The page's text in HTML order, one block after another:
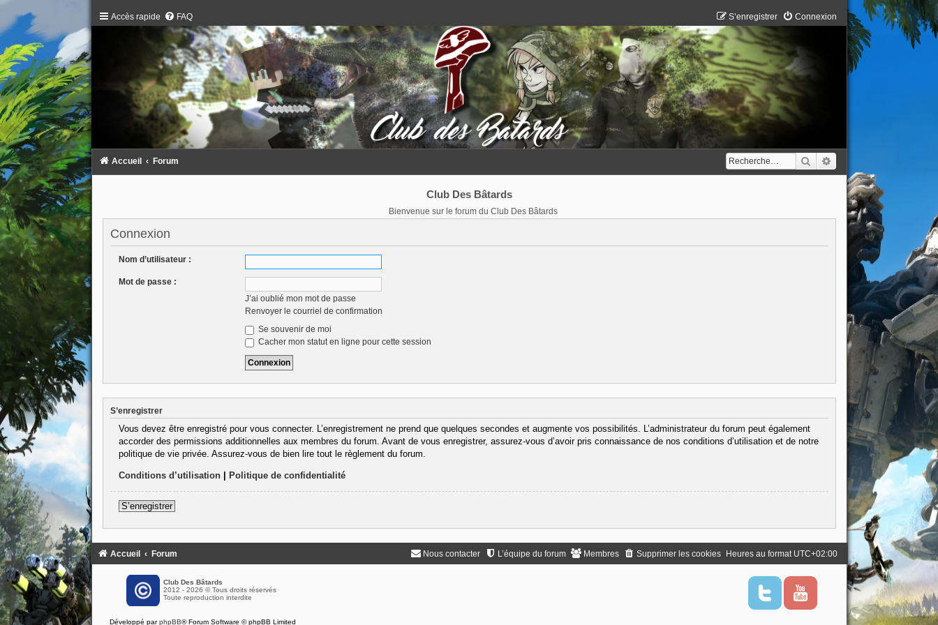
Accès rapide FAQ Connexion
S’enregistrer
Rechercher
Accueil Forum
Club Des Bâtards
Bienvenue sur le forum du Club Des Bâtards
Connexion
Nom d’utilisateur :
Mot de passe :
J’ai oublié mon mot de passe
Renvoyer le courriel de confirmation
Se souvenir de moi
Cacher mon statut en ligne pour cette session
S’enregistrer
Vous devez être enregistré pour vous connecter. L’enregistrement ne prend que quelques secondes et augmente vos possibilités. L’administrateur du forum peut également
accorder des permissions additionnelles aux membres du forum. Avant de vous enregistrer, assurez-vous d’avoir pris connaissance de nos conditions d’utilisation et de notre
politique de vie privée. Assurez-vous de bien lire tout le règlement du forum.
Conditions d’utilisation| Politique de confidentialité
S’enregistrer
Accueil Forum Heures au format UTC+02:00
Supprimer les cookies
Membres
L’équipe du forum
Nous contacter
Club Des Bâtards
2012 - 2026 © Tous droits réservés
Toute reproduction interdite
T
i
Y
u
Développé parphpBB® Forum Software © phpBB Limited